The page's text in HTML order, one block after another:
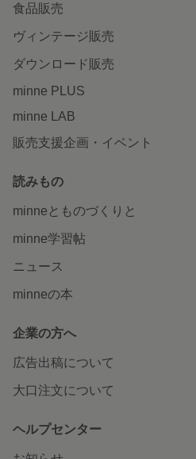
食品販売
ヴィンテージ販売
ダウンロード販売
minne PLUS
minne LAB
販売支援企画・イベント
読みもの
minneとものづくりと
minne学習帖
ニュース
minneの本
企業の方へ
広告出稿について
大口注文について
ヘルプセンター